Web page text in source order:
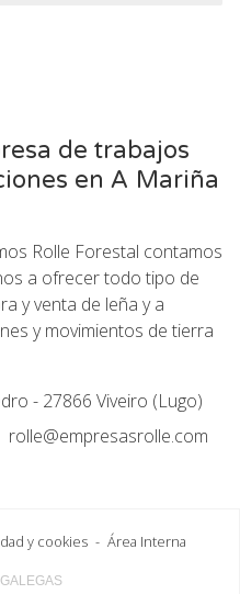
de trabajos
en A Mariña
Rolle Forestal contamos
a ofrecer todo tipo de
y venta de leña y a
y movimientos de tierra
- 27866 Viveiro (Lugo)
rolle@empresasrolle.com
y cookies - Área Interna